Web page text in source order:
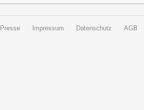
Presse Impressum Datenschutz AGB